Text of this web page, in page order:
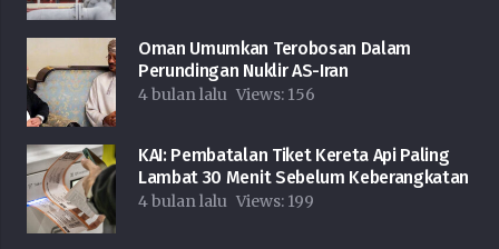
Oman Umumkan Terobosan Dalam
Perundingan Nuklir AS-Iran
4 bulan lalu Views: 156
KAI: Pembatalan Tiket Kereta Api Paling
Lambat 30 Menit Sebelum Keberangkatan
4 bulan lalu Views: 199